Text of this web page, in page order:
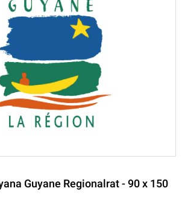
Guyane Regionalrat - 90 x 150